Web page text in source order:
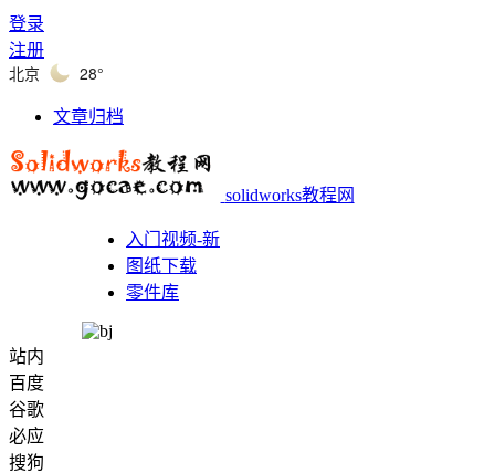
登录
注册
北京 28°
文章归档
solidworks教程网
入门视频-新
图纸下载
零件库
站内
百度
谷歌
必应
搜狗